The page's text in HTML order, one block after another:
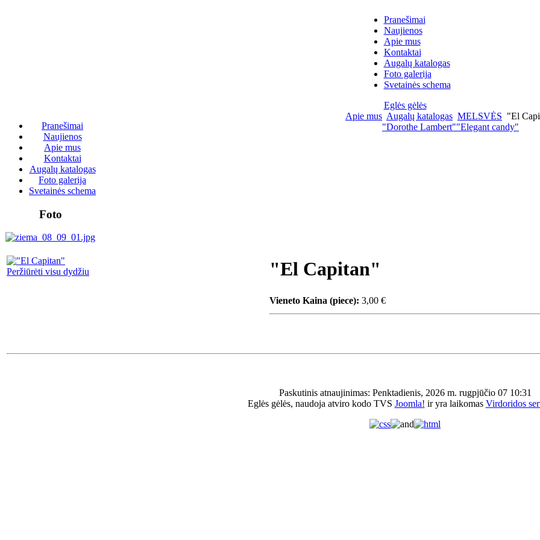
Pranešimai
Naujienos
Apie mus
Kontaktai
Augalų katalogas
Foto galerija
Svetainės schema
Eglės gėlės
Pranešimai
Naujienos
Apie mus
Kontaktai
Augalų katalogas
Foto galerija
Svetainės schema
Foto
Apie mus Augalų katalogas MELSVĖS "El
"Dorothe Lambert""Elegant candy"
Peržiūrėti visu dydžiu "El Capitan"
Vieneto Kaina (piece): 3,00 €
Paskutinis atnaujinimas: Penktadienis, 2026 m. rugpjūčio 07 10:31
Eglės gėlės, naudoja atviro kodo TVS Joomla! ir yra laikomas Virdoridos